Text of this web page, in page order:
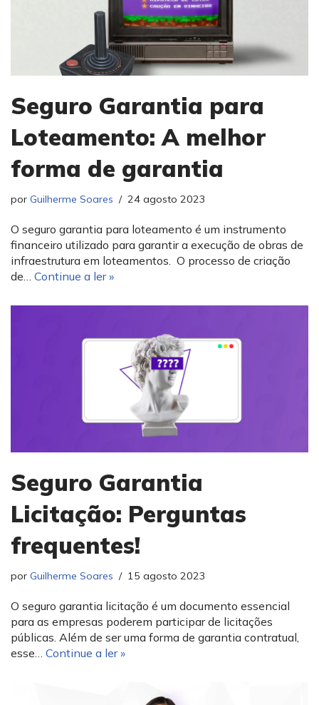
Seguro Garantia para
Loteamento: A melhor
forma de garantia
por Guilherme Soares 24 agosto 2023
O seguro garantia para loteamento é um instrumento
financeiro utilizado para garantir a execução de obras de
infraestrutura em loteamentos. O processo de criação
de… Continue a ler »
Seguro Garantia
Licitação: Perguntas
frequentes!
por Guilherme Soares 15 agosto 2023
O seguro garantia licitação é um documento essencial
para as empresas poderem participar de licitações
públicas. Além de ser uma forma de garantia contratual,
esse… Continue a ler »